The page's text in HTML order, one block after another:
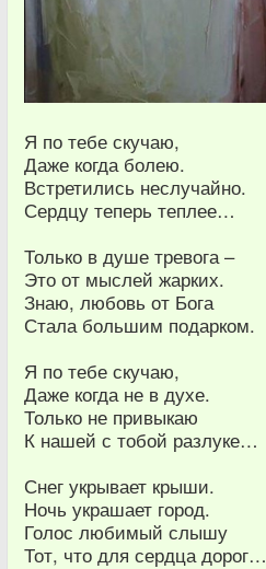
Я по тебе скучаю,
Даже когда болею.
Встретились неслучайно.
Сердцу теперь теплее…
Только в душе тревога –
Это от мыслей жарких.
Знаю, любовь от Бога
Стала большим подарком.
Я по тебе скучаю,
Даже когда не в духе.
Только не привыкаю
К нашей с тобой разлуке…
Снег укрывает крыши.
Ночь украшает город.
Голос любимый слышу
Тот, что для сердца дорог…